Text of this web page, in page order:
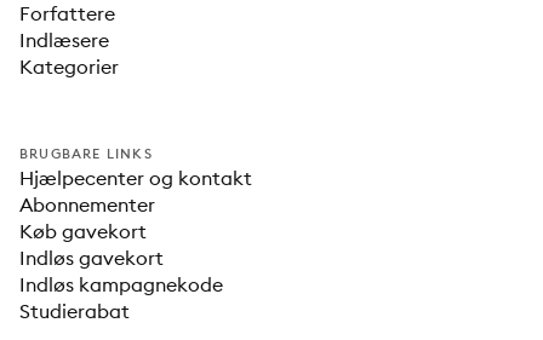
Forfattere
Indlæsere
Kategorier
BRUGBARE LINKS
Hjælpecenter og kontakt
Abonnementer
Køb gavekort
Indløs gavekort
Indløs kampagnekode
Studierabat